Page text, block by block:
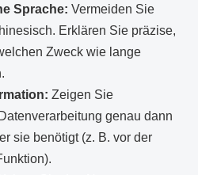
Sprache: Vermeiden Sie
Erklären Sie präzise,
Zweck wie lange
Zeigen Sie
genau dann
sie benötigt (z. B. vor der